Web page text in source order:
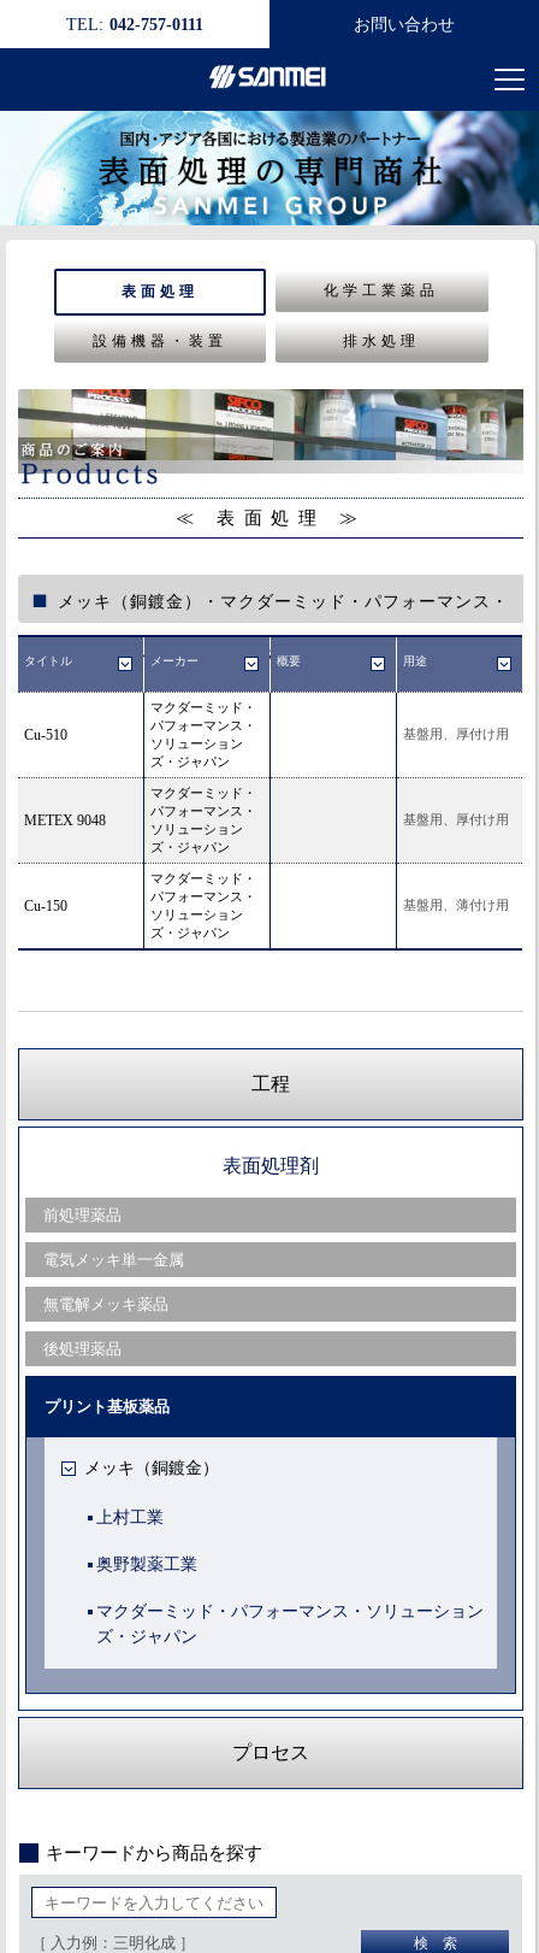
表面処理 化学工業薬品
設備機器・装置 排水処理
≪ 表面処理 ≫
メッキ（銅鍍金）・マクダーミッド・パフォーマンス・
ソリューションズ・ジャパン
タイトル メーカー 概要 用途
Cu-510
マクダーミッド・
パフォーマンス・
ソリューション
ズ・ジャパン
基盤用、厚付け用
METEX 9048
マクダーミッド・
パフォーマンス・
ソリューション
ズ・ジャパン
基盤用、厚付け用
Cu-150
マクダーミッド・
パフォーマンス・
ソリューション
ズ・ジャパン
基盤用、薄付け用
工程
表面処理剤
前処理薬品
電気メッキ単一金属
無電解メッキ薬品
後処理薬品
プリント基板薬品
メッキ（銅鍍金）
上村工業
奥野製薬工業
マクダーミッド・パフォーマンス・ソリューション
ズ・ジャパン
プロセス
キーワードから商品を探す
［ 入力例：三明化成 ］
TEL: 042-757-0111 お問い合わせ